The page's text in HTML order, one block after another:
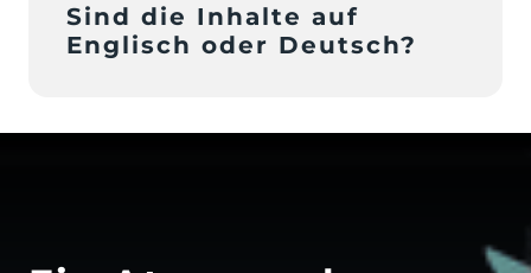
übst, wann es für dich passt.
Sind die Inhalte auf
Englisch oder Deutsch?